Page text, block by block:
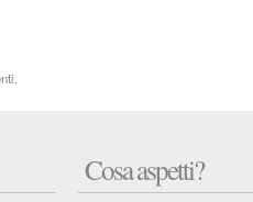
Cosa aspetti?